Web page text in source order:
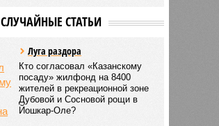
СЛУЧАЙНЫЕ СТАТЬИ
Луга раздора
Кто согласовал «Казанскому
посаду» жилфонд на 8400
жителей в рекреационной зоне
Дубовой и Сосновой рощи в
Йошкар-Оле?